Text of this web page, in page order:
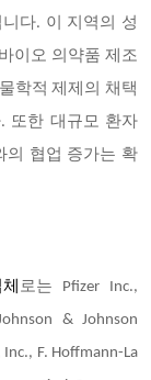
니다. 이 지역의 성
이오 의약품 제조
학적 제제의 채택
또한 대규모 환자
의 협업 증가는 확
로는 Pfizer Inc.,
& Johnson
Inc., F. Hoffmann-La